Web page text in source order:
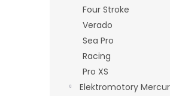
Four Stroke
Verado
Sea Pro
Racing
Pro XS
Elektromotory